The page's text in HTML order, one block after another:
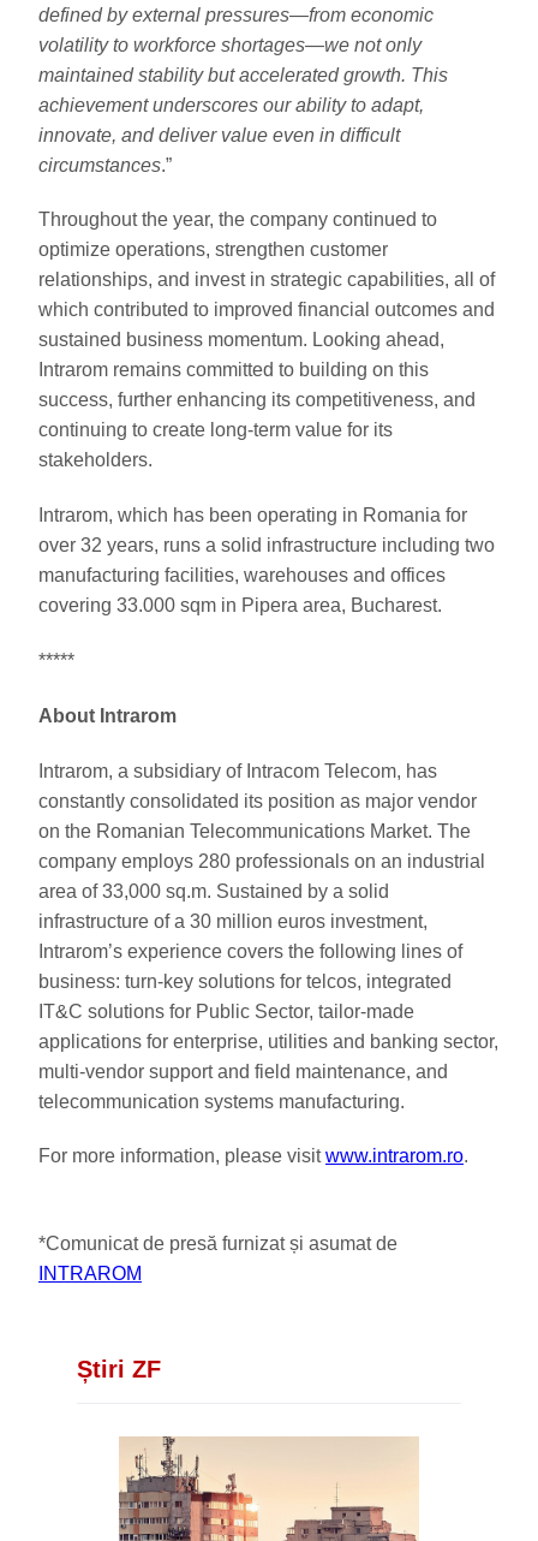
defined by external pressures—from economic
volatility to workforce shortages—we not only
maintained stability but accelerated growth. This
achievement underscores our ability to adapt,
innovate, and deliver value even in difficult
circumstances.”
Throughout the year, the company continued to
optimize operations, strengthen customer
relationships, and invest in strategic capabilities, all of
which contributed to improved financial outcomes and
sustained business momentum. Looking ahead,
Intrarom remains committed to building on this
success, further enhancing its competitiveness, and
continuing to create long-term value for its
stakeholders.
Intrarom, which has been operating in Romania for
over 32 years, runs a solid infrastructure including two
manufacturing facilities, warehouses and offices
covering 33.000 sqm in Pipera area, Bucharest.
*****
About Intrarom
Intrarom, a subsidiary of Intracom Telecom, has
constantly consolidated its position as major vendor
on the Romanian Telecommunications Market. The
company employs 280 professionals on an industrial
area of 33,000 sq.m. Sustained by a solid
infrastructure of a 30 million euros investment,
Intrarom’s experience covers the following lines of
business: turn-key solutions for telcos, integrated
IT&C solutions for Public Sector, tailor-made
applications for enterprise, utilities and banking sector,
multi-vendor support and field maintenance, and
telecommunication systems manufacturing.
For more information, please visitwww.intrarom.ro.
*Comunicat de presă furnizat și asumat de
INTRAROM
Știri ZF